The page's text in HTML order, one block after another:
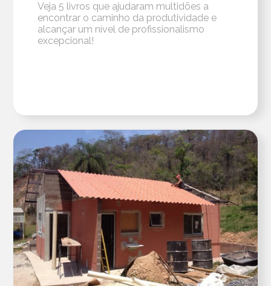
Veja 5 livros que ajudaram multidões a
encontrar o caminho da produtividade e
alcançar um nível de profissionalismo
excepcional!